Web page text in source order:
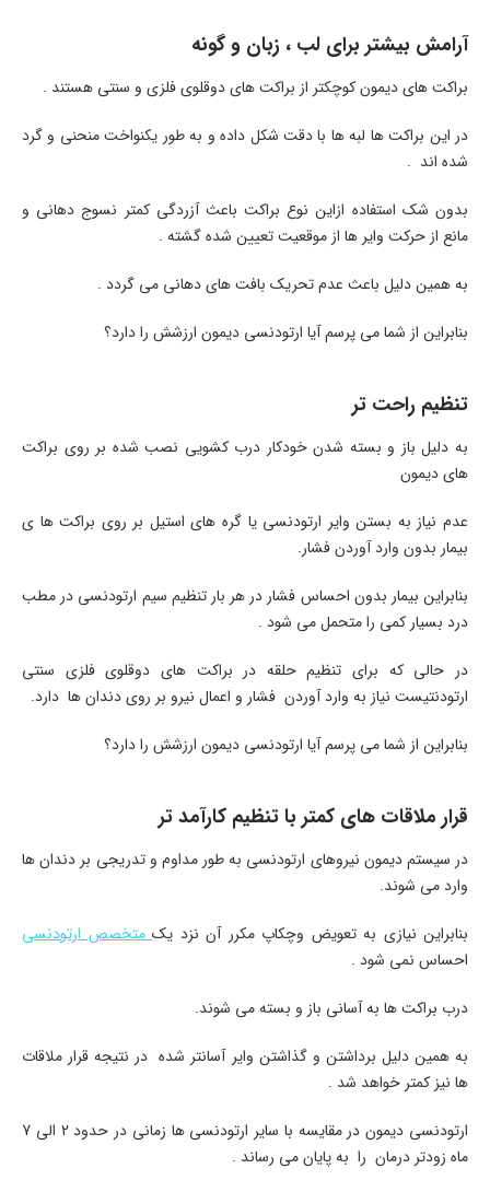
آرامش بیشتر برای لب ، زبان و گونه
براکت های دیمون کوچکتر از براکت های دوقلوی فلزی و سنتی هستند .
در این براکت ها لبه ها با دقت شکل داده و به طور یکنواخت منحنی و گرد
شده اند .
بدون شک استفاده ازاین نوع براکت باعث آزردگی کمتر نسوج دهانی و
مانع از حرکت وایر ها از موقعیت تعیین شده گشته .
به همین دلیل باعث عدم تحریک بافت های دهانی می گردد .
بنابراین از شما می پرسم آیا ارتودنسی دیمون ارزشش را دارد؟
تنظیم راحت تر
به دلیل باز و بسته شدن خودکار درب کشویی نصب شده بر روی براکت
های دیمون
عدم نیاز به بستن وایر ارتودنسی یا گره های استیل بر روی براکت ها ی
بیمار بدون وارد آوردن فشار.
بنابراین بیمار بدون احساس فشار در هر بار تنظیم سیم ارتودنسی در مطب
درد بسیار کمی را متحمل می شود .
در حالی که برای تنظیم حلقه در براکت های دوقلوی فلزی سنتی
ارتودنتیست نیاز به وارد آوردن فشار و اعمال نیرو بر روی دندان ها دارد.
بنابراین از شما می پرسم آیا ارتودنسی دیمون ارزشش را دارد؟
قرار ملاقات های کمتر با تنظیم کارآمد تر
در سیستم دیمون نیروهای ارتودنسی به طور مداوم و تدریجی بر دندان ها
وارد می شوند.
بنابراین نیازی به تعویض وچکاپ مکرر آن نزد یکمتخصص ارتودنسی
احساس نمی شود .
درب براکت ها به آسانی باز و بسته می شوند.
به همین دلیل برداشتن و گذاشتن وایر آسانتر شده در نتیجه قرار ملاقات
ها نیز کمتر خواهد شد .
ارتودنسی دیمون در مقایسه با سایر ارتودنسی ها زمانی در حدود 2 الی 7
ماه زودتر درمان را به پایان می رساند .